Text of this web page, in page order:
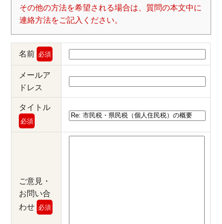
その他の方法を希望される場合は、質問の本文中に
連絡方法をご記入ください。
名前 必須
メールア
ドレス
タイトル
必須
ご意見・
お問い合
わせ 必須